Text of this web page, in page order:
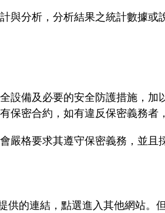
與分析，分析結果之統計數據
設備及必要的安全防護措施，
密合約，如有違反保密義務者
格要求其遵守保密義務，並且
的連結，點選進入其他網站